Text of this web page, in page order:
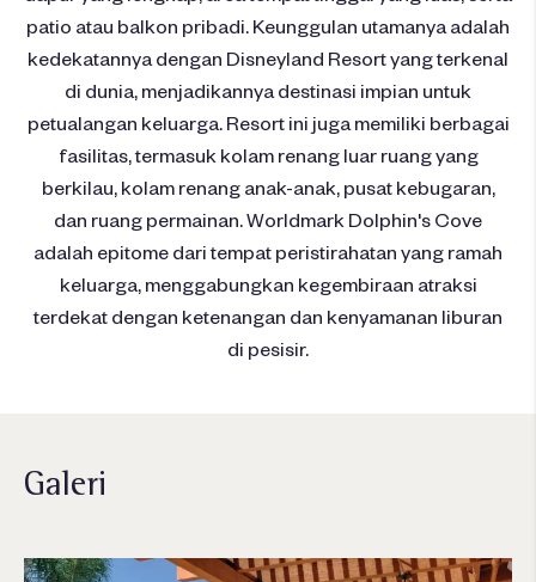
patio atau balkon pribadi. Keunggulan utamanya adalah
kedekatannya dengan Disneyland Resort yang terkenal
di dunia, menjadikannya destinasi impian untuk
petualangan keluarga. Resort ini juga memiliki berbagai
fasilitas, termasuk kolam renang luar ruang yang
berkilau, kolam renang anak-anak, pusat kebugaran,
dan ruang permainan. Worldmark Dolphin's Cove
adalah epitome dari tempat peristirahatan yang ramah
keluarga, menggabungkan kegembiraan atraksi
terdekat dengan ketenangan dan kenyamanan liburan
di pesisir.
Galeri